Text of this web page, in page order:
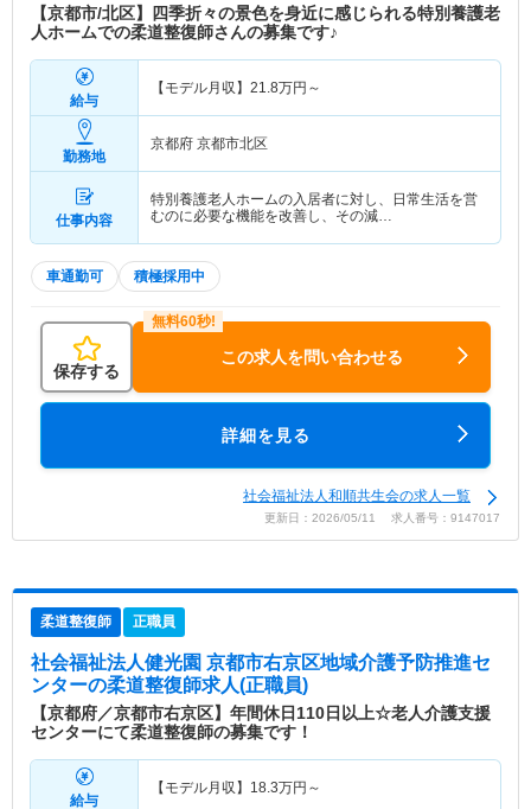
【京都市/北区】四季折々の景色を身近に感じられる特別養護老
人ホームでの柔道整復師さんの募集です♪
給与
【モデル月収】 21.8万円～
勤務地
京都府 京都市北区
仕事内容
特別養護老人ホームの入居者に対し、日常生活を営
むのに必要な機能を改善し、その減…
車通勤可 積極採用中
保存する
この求人を問い合わせる
詳細を見る
社会福祉法人和順共生会の求人一覧
更新日：2026/05/11 求人番号：9147017
柔道整復師 正職員
社会福祉法人健光園 京都市右京区地域介護予防推進セ
ンターの柔道整復師求人(正職員)
【京都府／京都市右京区】年間休日110日以上☆老人介護支援
センターにて柔道整復師の募集です！
給与
【モデル月収】 18.3万円～